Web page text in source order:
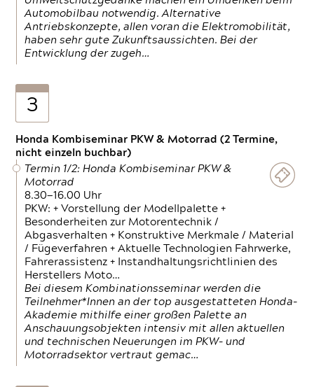
Automobilbau notwendig. Alternative
Antriebskonzepte, allen voran die Elektromobilität,
haben sehr gute Zukunftsaussichten. Bei der
Entwicklung der zugeh…
3
Honda Kombiseminar PKW & Motorrad (2 Termine,
nicht einzeln buchbar)
Termin 1/2: Honda Kombiseminar PKW &
Motorrad
8.30—16.00 Uhr
PKW: + Vorstellung der Modellpalette +
Besonderheiten zur Motorentechnik /
Abgasverhalten + Konstruktive Merkmale / Material
/ Fügeverfahren + Aktuelle Technologien Fahrwerke,
Fahrerassistenz + Instandhaltungsrichtlinien des
Herstellers Moto…
Bei diesem Kombinationsseminar werden die
Teilnehmer*Innen an der top ausgestatteten Honda-
Akademie mithilfe einer großen Palette an
Anschauungsobjekten intensiv mit allen aktuellen
und technischen Neuerungen im PKW- und
Motorradsektor vertraut gemac…